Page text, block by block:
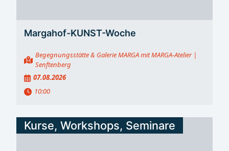
Margahof-KUNST-Woche
Begegnungsstätte & Galerie MARGA mit MARGA-Atelier |
Senftenberg
07.08.2026
10:00
Kurse, Workshops, Seminare